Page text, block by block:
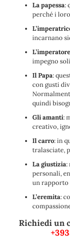
La papessa:
perché i
incarnano
L’imperatore
impegno
Il Papa:
con gusti
quindi
Gli amanti:
creativo,
Il carro: in
tralasciate,
La giustizia:
personali,
un rapporto
L’eremita:
Richiedi un